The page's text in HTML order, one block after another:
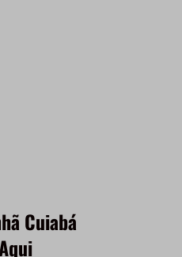
Cuiabá